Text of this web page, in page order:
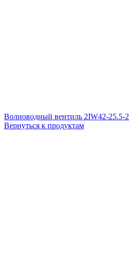
Волноводный вентиль 2IW42-25.5-2
Вернуться к продуктам